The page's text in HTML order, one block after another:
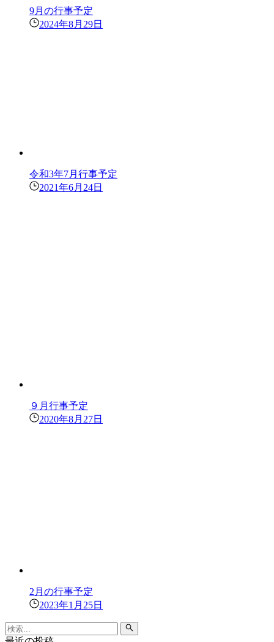
9月の行事予定
2024年8月29日
令和3年7月行事予定
2021年6月24日
９月行事予定
2020年8月27日
2月の行事予定
2023年1月25日